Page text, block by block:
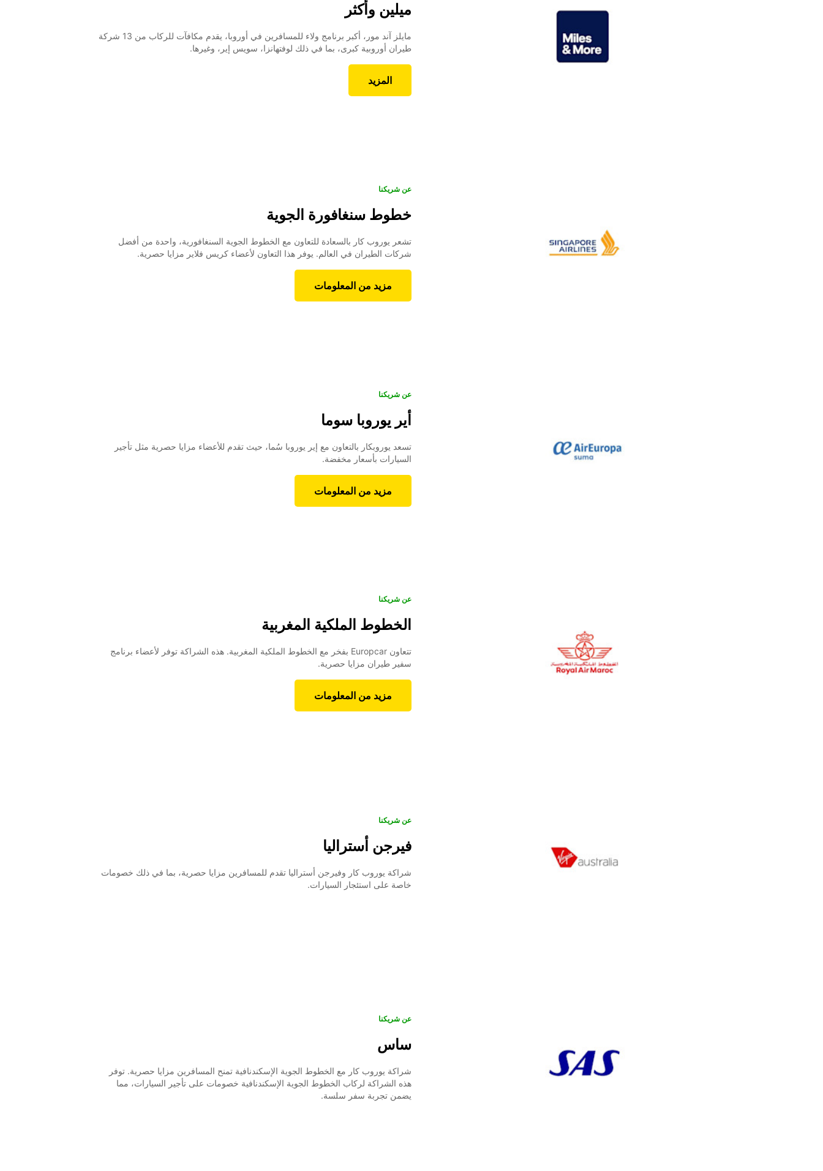
ميلين وأكثر
مايلز آند مور، أكبر برنامج ولاء للمسافرين في أوروبا، يقدم مكافآت للركاب من 13 شركة
طيران أوروبية كبرى، بما في ذلك لوفتهانزا، سويس إير، وغيرها.
المزيد
عن شريكنا
خطوط سنغافورة الجوية
تشعر يوروب كار بالسعادة للتعاون مع الخطوط الجوية السنغافورية، واحدة من أفضل
شركات الطيران في العالم. يوفر هذا التعاون لأعضاء كريس فلاير مزايا حصرية.
مزيد من المعلومات
عن شريكنا
أير يوروبا سوما
تسعد يوروبكار بالتعاون مع إير يوروبا سُما، حيث تقدم للأعضاء مزايا حصرية مثل تأجير
السيارات بأسعار مخفضة.
مزيد من المعلومات
عن شريكنا
الخطوط الملكية المغربية
تتعاون Europcar بفخر مع الخطوط الملكية المغربية. هذه الشراكة توفر لأعضاء برنامج
سفير طيران مزايا حصرية.
مزيد من المعلومات
عن شريكنا
فيرجن أستراليا
شراكة يوروب كار وفيرجن أستراليا تقدم للمسافرين مزايا حصرية، بما في ذلك خصومات
خاصة على استئجار السيارات.
عن شريكنا
ساس
شراكة يوروب كار مع الخطوط الجوية الإسكندنافية تمنح المسافرين مزايا حصرية. توفر
هذه الشراكة لركاب الخطوط الجوية الإسكندنافية خصومات على تأجير السيارات، مما
يضمن تجربة سفر سلسة.